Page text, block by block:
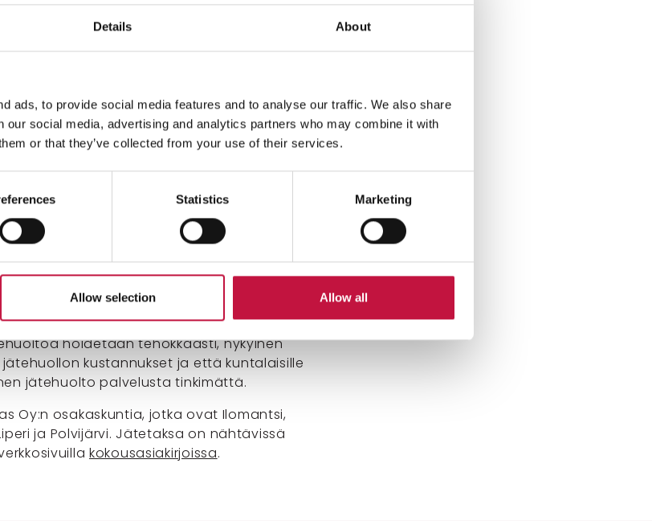
Details About
ads, to provide social media features and to analyse our traffic. We also share
our social media, advertising and analytics partners who may combine it with
or that they’ve collected from your use of their services.
Statistics Marketing
Allow selection Allow all
hyväksyi kokouksessaan
2024. Korotukset jäteastioiden
ovat ensi vuonna pääasiassa tämän
240 l poltettavan jäteastian
vuonna 8,35 €, kun tammikuun alusta sen
€ (korotusta 0,2 %).
jopa laskevat, kuten isomman, 660 litran
tyhjennysmaksu laskee 14,90 eurosta 14,73
litran biojäteastian tyhjennysmaksu
9,63 euroon. Myös perusmaksut alenevat
on 33,17 euroa.
käyttäjien jätemaksu pysyy
Jätemaksujen maltilliset korotukset
hoidetaan tehokkaasti, nykyinen
kustannukset ja että kuntalaisille
jätehuolto palvelusta tinkimättä.
Oy:n osakaskuntia, jotka ovat Ilomantsi,
ja Polvijärvi. Jätetaksa on nähtävissä
kokousasiakirjoissa.